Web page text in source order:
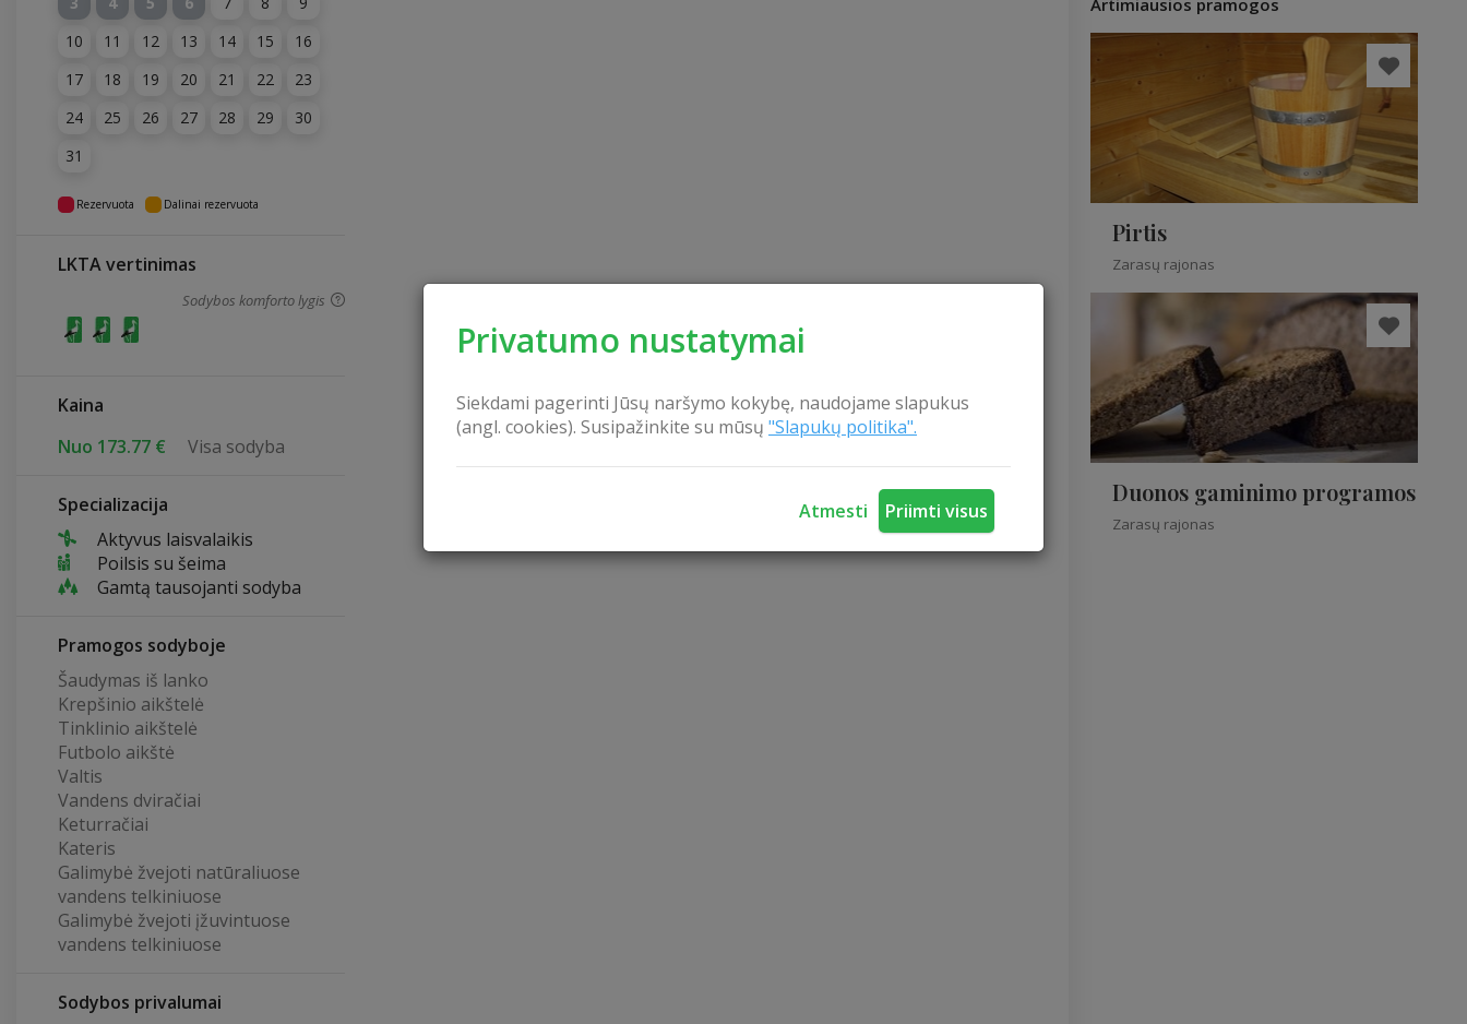
Privatumo nustatymai
Siekdami pagerinti Jūsų naršymo kokybę, naudojame slapukus
(angl. cookies). Susipažinkite su mūsų "Slapukų politika".
Atmesti Priimti visus
10
11 12 13 14 15
16
17
18 19 20 21 22
23
24
25 26 27 28 29
30
31
Rezervuota Dalinai rezervuota
LKTA vertinimas
Sodybos komforto lygis
Kaina
Nuo 173.77 €
Visa sodyba
Specializacija
Aktyvus laisvalaikis
Poilsis su šeima
Gamtą tausojanti sodyba
Pramogos sodyboje
Šaudymas iš lanko
Krepšinio aikštelė
Tinklinio aikštelė
Futbolo aikštė
Valtis
Vandens dviračiai
Keturračiai
Kateris
Galimybė žvejoti natūraliuose
vandens telkiniuose
Galimybė žvejoti įžuvintuose
vandens telkiniuose
Sodybos privalumai
Artimiausios pramogos
Pirtis
Zarasų rajonas
Duonos gaminimo programos
Zarasų rajonas